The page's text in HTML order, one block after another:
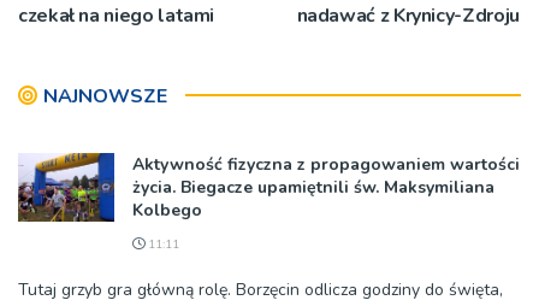
czekał na niego latami
nadawać z Krynicy-Zdroju
NAJNOWSZE
Aktywność fizyczna z propagowaniem wartości
życia. Biegacze upamiętnili św. Maksymiliana
Kolbego
11:11
Tutaj grzyb gra główną rolę. Borzęcin odlicza godziny do święta,